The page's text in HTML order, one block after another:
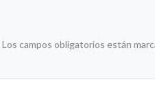
Los campos obligatorios están